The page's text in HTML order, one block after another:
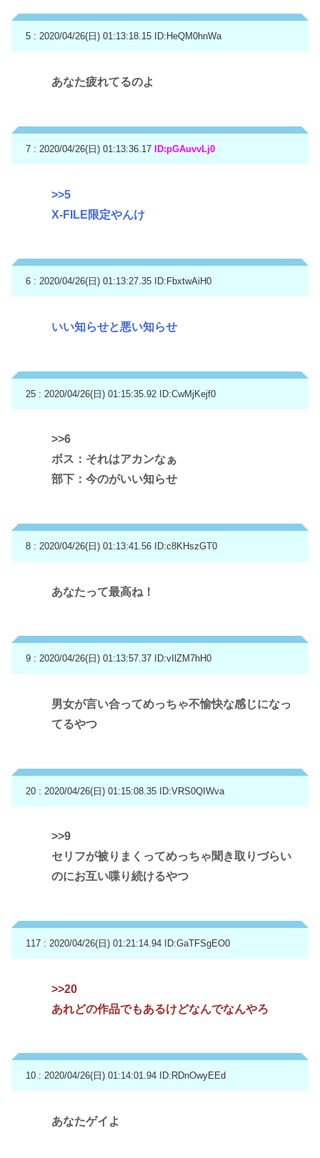
5 : 2020/04/26(日) 01:13:18.15 ID:HeQM0hnWa
あなた疲れてるのよ
7 : 2020/04/26(日) 01:13:36.17 ID:pGAuvvLj0
>>5
X-FILE限定やんけ
6 : 2020/04/26(日) 01:13:27.35 ID:FbxtwAiH0
いい知らせと悪い知らせ
25 : 2020/04/26(日) 01:15:35.92 ID:CwMjKejf0
>>6
ボス：それはアカンなぁ
部下：今のがいい知らせ
8 : 2020/04/26(日) 01:13:41.56 ID:c8KHszGT0
あなたって最高ね！
9 : 2020/04/26(日) 01:13:57.37 ID:vIlZM7hH0
男女が言い合ってめっちゃ不愉快な感じになっ
てるやつ
20 : 2020/04/26(日) 01:15:08.35 ID:VRS0QIWva
>>9
セリフが被りまくってめっちゃ聞き取りづらい
のにお互い喋り続けるやつ
117 : 2020/04/26(日) 01:21:14.94 ID:GaTFSgEO0
>>20
あれどの作品でもあるけどなんでなんやろ
10 : 2020/04/26(日) 01:14:01.94 ID:RDnOwyEEd
あなたゲイよ